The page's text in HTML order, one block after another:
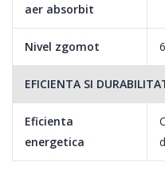
aer absorbit
Nivel zgomot
EFICIENTA SI
Eficienta
energetica